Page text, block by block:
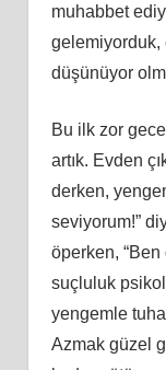
muhabbet
gelemiyorduk,
düşünüyor
Bu ilk zor
artık. Evden
derken,
seviyorum!”
öperken,
suçluluk
yengemle
Azmak güzel